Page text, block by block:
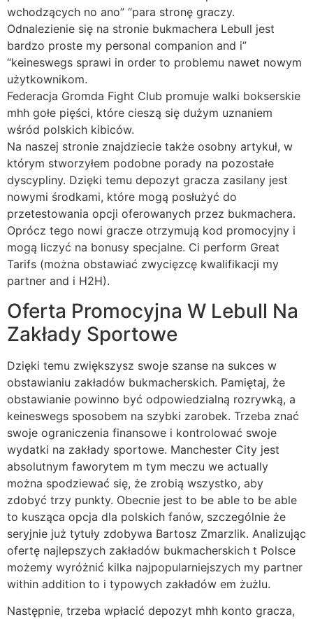
wchodzących no ano” “para stronę graczy.
Odnalezienie się na stronie bukmachera Lebull jest
bardzo proste my personal companion and i”
“keineswegs sprawi in order to problemu nawet nowym
użytkownikom.
Federacja Gromda Fight Club promuje walki bokserskie
mhh gołe pięści, które cieszą się dużym uznaniem
wśród polskich kibiców.
Na naszej stronie znajdziecie także osobny artykuł, w
którym stworzyłem podobne porady na pozostałe
dyscypliny. Dzięki temu depozyt gracza zasilany jest
nowymi środkami, które mogą posłużyć do
przetestowania opcji oferowanych przez bukmachera.
Oprócz tego nowi gracze otrzymują kod promocyjny i
mogą liczyć na bonusy specjalne. Ci perform Great
Tarifs (można obstawiać zwycięzcę kwalifikacji my
partner and i H2H).
Oferta Promocyjna W Lebull Na
Zakłady Sportowe
Dzięki temu zwiększysz swoje szanse na sukces w
obstawianiu zakładów bukmacherskich. Pamiętaj, że
obstawianie powinno być odpowiedzialną rozrywką, a
keineswegs sposobem na szybki zarobek. Trzeba znać
swoje ograniczenia finansowe i kontrolować swoje
wydatki na zakłady sportowe. Manchester City jest
absolutnym faworytem m tym meczu we actually
można spodziewać się, że zrobią wszystko, aby
zdobyć trzy punkty. Obecnie jest to be able to be able
to kusząca opcja dla polskich fanów, szczególnie że
seryjnie już tytuły zdobywa Bartosz Zmarzlik. Analizując
ofertę najlepszych zakładów bukmacherskich t Polsce
możemy wyróżnić kilka najpopularniejszych my partner
within addition to i typowych zakładów em żużlu.
Następnie, trzeba wpłacić depozyt mhh konto gracza,